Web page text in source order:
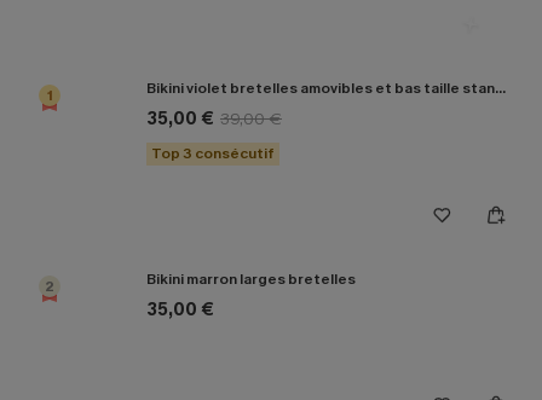
1 Bikini violet bretelles amovibles et bas taille standard
35,00 € 39,00 €
Top 3 consécutif
2 Bikini marron larges bretelles
35,00 €